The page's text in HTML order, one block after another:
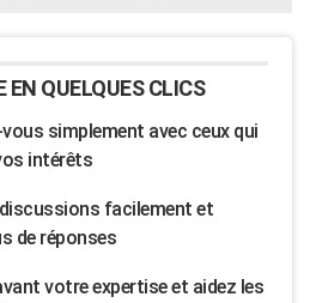
EN QUELQUES CLICS
simplement avec ceux qui
intérêts
facilement et
de réponses
votre expertise et aidez les